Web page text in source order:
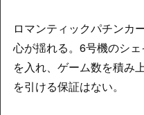
ロマンティックパチンカ
心が揺れる。6号機のシ
を入れ、ゲーム数を積み
を引ける保証はない。